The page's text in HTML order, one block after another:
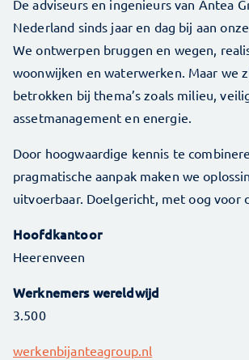
De adviseurs en ingenieurs van Antea
Nederland sinds jaar en dag bij aan
We ontwerpen bruggen en wegen,
woonwijken en waterwerken. Maar we
betrokken bij thema’s zoals milieu,
assetmanagement en energie.
Door hoogwaardige kennis te
pragmatische aanpak maken we
uitvoerbaar. Doelgericht, met oog voor
Hoofdkantoor
Heerenveen
Werknemers wereldwijd
3.500
werkenbijanteagroup.nl